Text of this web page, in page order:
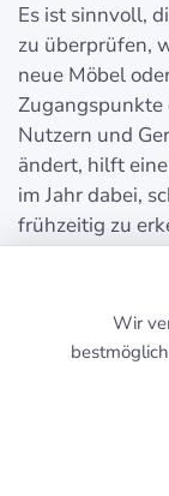
Es ist sinnvoll,
zu überprüfen,
neue Möbel
Zugangspunkte
Nutzern und
ändert, hilft
im Jahr dabei,
frühzeitig zu
Problemzonen
Senden Sie
Wir